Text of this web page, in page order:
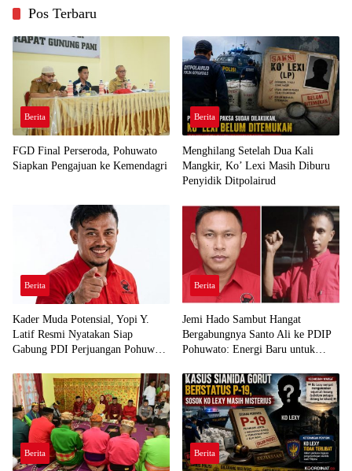
Pos Terbaru
Berita
FGD Final Perseroda, Pohuwato
Siapkan Pengajuan ke Kemendagri
Berita
Menghilang Setelah Dua Kali
Mangkir, Ko’ Lexi Masih Diburu
Penyidik Ditpolairud
Berita
Kader Muda Potensial, Yopi Y.
Latif Resmi Nyatakan Siap
Gabung PDI Perjuangan Pohuwato
Berita
Jemi Hado Sambut Hangat
Bergabungnya Santo Ali ke PDIP
Pohuwato: Energi Baru untuk
Berita Berita